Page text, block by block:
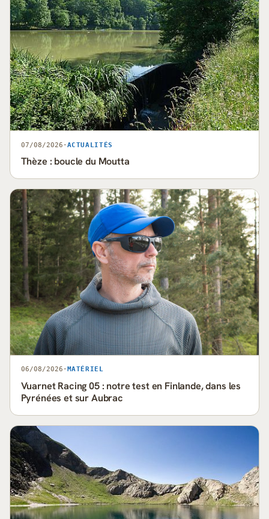
07/08/2026 · ACTUALITÉS
Thèze : boucle du Moutta
06/08/2026 · MATÉRIEL
Vuarnet Racing 05 : notre test en Finlande, dans les
Pyrénées et sur Aubrac